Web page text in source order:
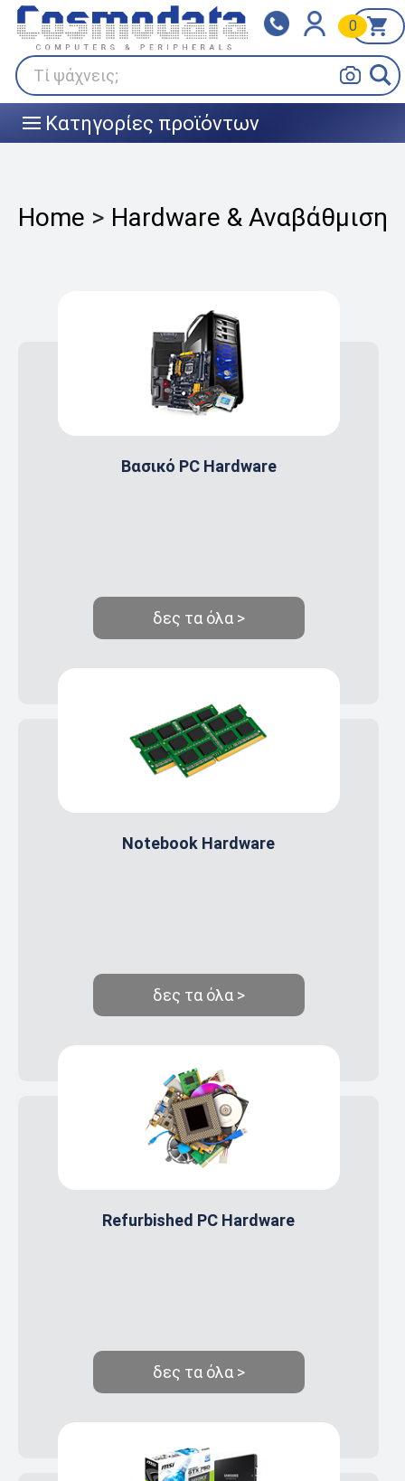
Τί ψάχνεις;
0
||| Κατηγορίες προϊόντων
Klarna
Πληρώστε σε 3
άτοκες δόσεις
BOX NOW
24/7 σε όλη την Ελλάδα!
Home > Hardware & Αναβάθμιση
Βασικό PC Hardware
δες τα όλα >
Notebook Hardware
δες τα όλα >
Refurbished PC Hardware
δες τα όλα >